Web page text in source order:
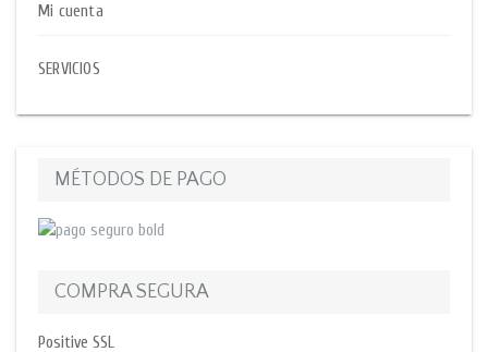
Mi cuenta
SERVICIOS
MÉTODOS DE PAGO
COMPRA SEGURA
Positive SSL